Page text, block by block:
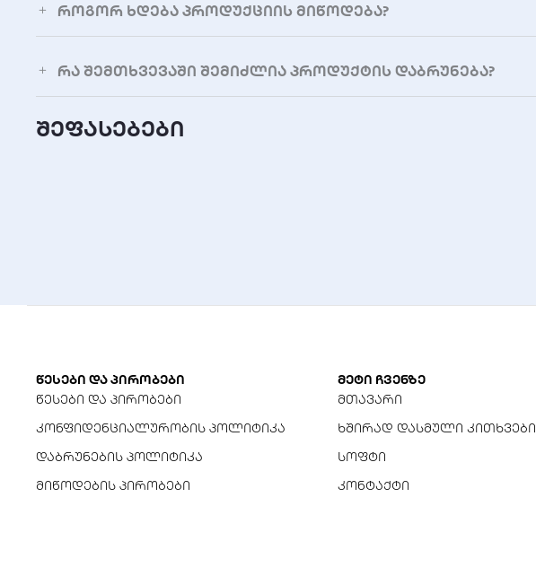
სიხშირის დიაპაზონი
გამომავალი ძაბვა
გამომავალი სიხშირის დიაპაზონი (ბატარეის რეჟიმი)
ბატარეის მოცულობა (თითო ელემენტი)
ინტერფეისი და ფიზიკური პარამეტრები
როგორ ხდება პროდუქციის მიწოდება?
რა შემთხვევაში შემიძლია პროდუქტის დაბრუნება?
შეფასებები
წესები და პირობები
წესები და პირობები
კონფიდენციალურობის პოლიტიკა
დაბრუნების პოლიტიკა
მიწოდების პირობები
მეტი ჩვენზე
მთავარი
ხშირად დასმული კითხვები
სოფტი
კონტაქტი